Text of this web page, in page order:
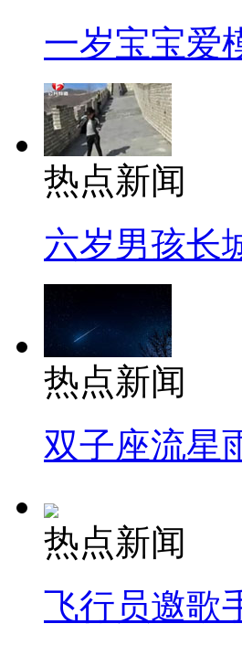
一岁宝宝爱
热点新闻
六岁男孩长
热点新闻
双子座流星
热点新闻
飞行员邀歌